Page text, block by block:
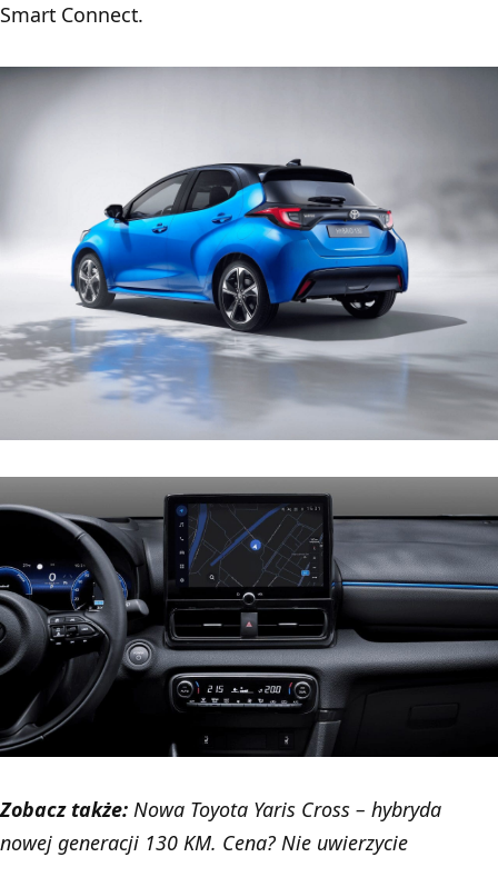
Smart Connect.
Zobacz także: Nowa Toyota Yaris Cross – hybryda
nowej generacji 130 KM. Cena? Nie uwierzycie